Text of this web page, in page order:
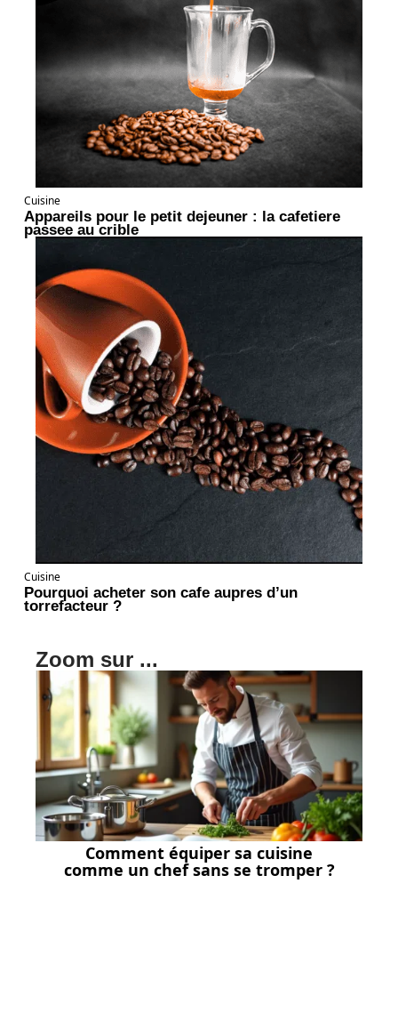
Cuisine
Appareils pour le petit dejeuner : la cafetiere
passee au crible
Cuisine
Pourquoi acheter son cafe aupres d’un
torrefacteur ?
Zoom sur ...
Comment équiper sa cuisine
comme un chef sans se tromper ?